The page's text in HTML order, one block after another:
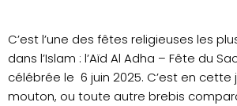
C’est l’une des fêtes religieuses les
dans l’Islam : l’Aïd Al Adha – Fête du
célébrée le 6 juin 2025. C’est en cette
mouton, ou toute autre brebis